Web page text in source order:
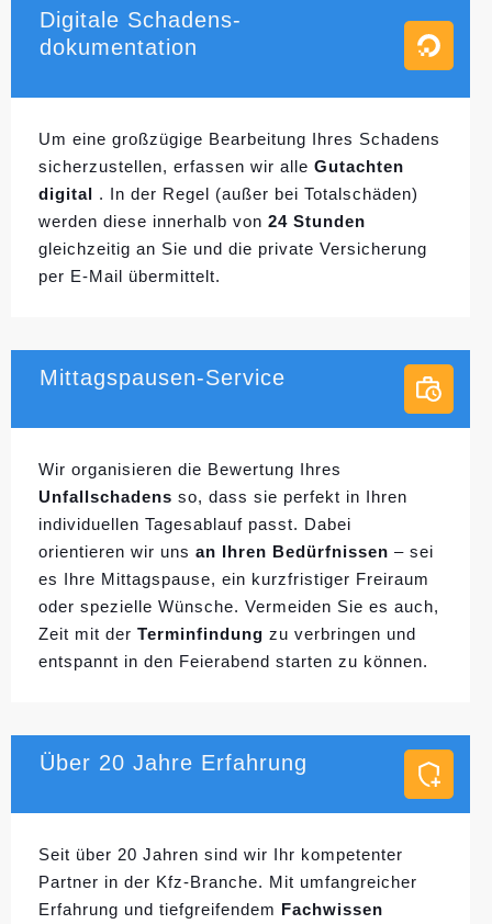
Digitale Schadens-
dokumentation
Um eine großzügige Bearbeitung Ihres Schadens
sicherzustellen, erfassen wir alle Gutachten
digital . In der Regel (außer bei Totalschäden)
werden diese innerhalb von 24 Stunden
gleichzeitig an Sie und die private Versicherung
per E-Mail übermittelt.
Mittagspausen-Service
Wir organisieren die Bewertung Ihres
Unfallschadens so, dass sie perfekt in Ihren
individuellen Tagesablauf passt. Dabei
orientieren wir uns an Ihren Bedürfnissen – sei
es Ihre Mittagspause, ein kurzfristiger Freiraum
oder spezielle Wünsche. Vermeiden Sie es auch,
Zeit mit der Terminfindung zu verbringen und
entspannt in den Feierabend starten zu können.
Über 20 Jahre Erfahrung
Seit über 20 Jahren sind wir Ihr kompetenter
Partner in der Kfz-Branche. Mit umfangreicher
Erfahrung und tiefgreifendem Fachwissen